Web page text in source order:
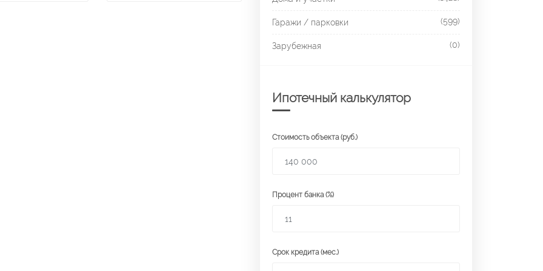
Гаражи / парковки (599)
Зарубежная (0)
Ипотечный калькулятор
Стоимость объекта (руб.)
Процент банка (%)
Срок кредита (мес.)